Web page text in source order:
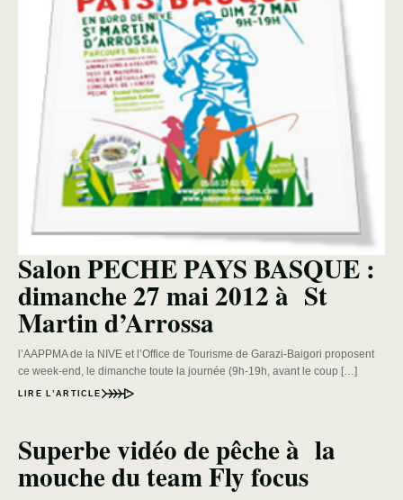
Salon PECHE PAYS BASQUE :
dimanche 27 mai 2012 à St
Martin d’Arrossa
l’AAPPMA de la NIVE et l’Office de Tourisme de Garazi-Baigori proposent
ce week-end, le dimanche toute la journée (9h-19h, avant le coup […]
LIRE L’ARTICLE
Superbe vidéo de pêche à la
mouche du team Fly focus